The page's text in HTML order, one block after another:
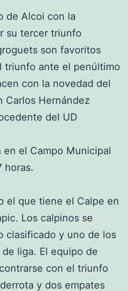
de Alcoi con la
su tercer triunfo
son favoritos
triunfo ante el penúltimo
con la novedad del
Carlos Hernández
del UD
en el Campo Municipal
horas.
el que tiene el Calpe en
Los calpinos se
clasificado y uno de los
liga. El equipo de
con el triunfo
y dos empates